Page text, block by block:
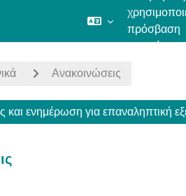
πρόσβαση
επισκέπτη
Ανακοινώσεις
και ενημέρωση για επαναληπτική